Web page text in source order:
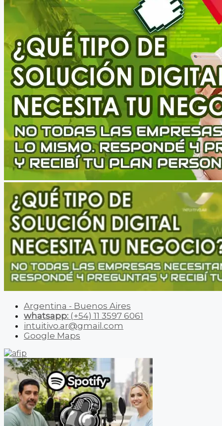
Argentina - Buenos Aires
whatsapp: (+54) 11 3597 6061
intuitivo.ar@gmail.com
Google Maps